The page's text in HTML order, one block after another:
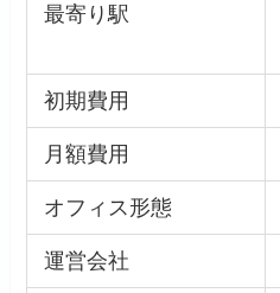
最寄り駅
初期費用
月額費用
オフィス形態
運営会社